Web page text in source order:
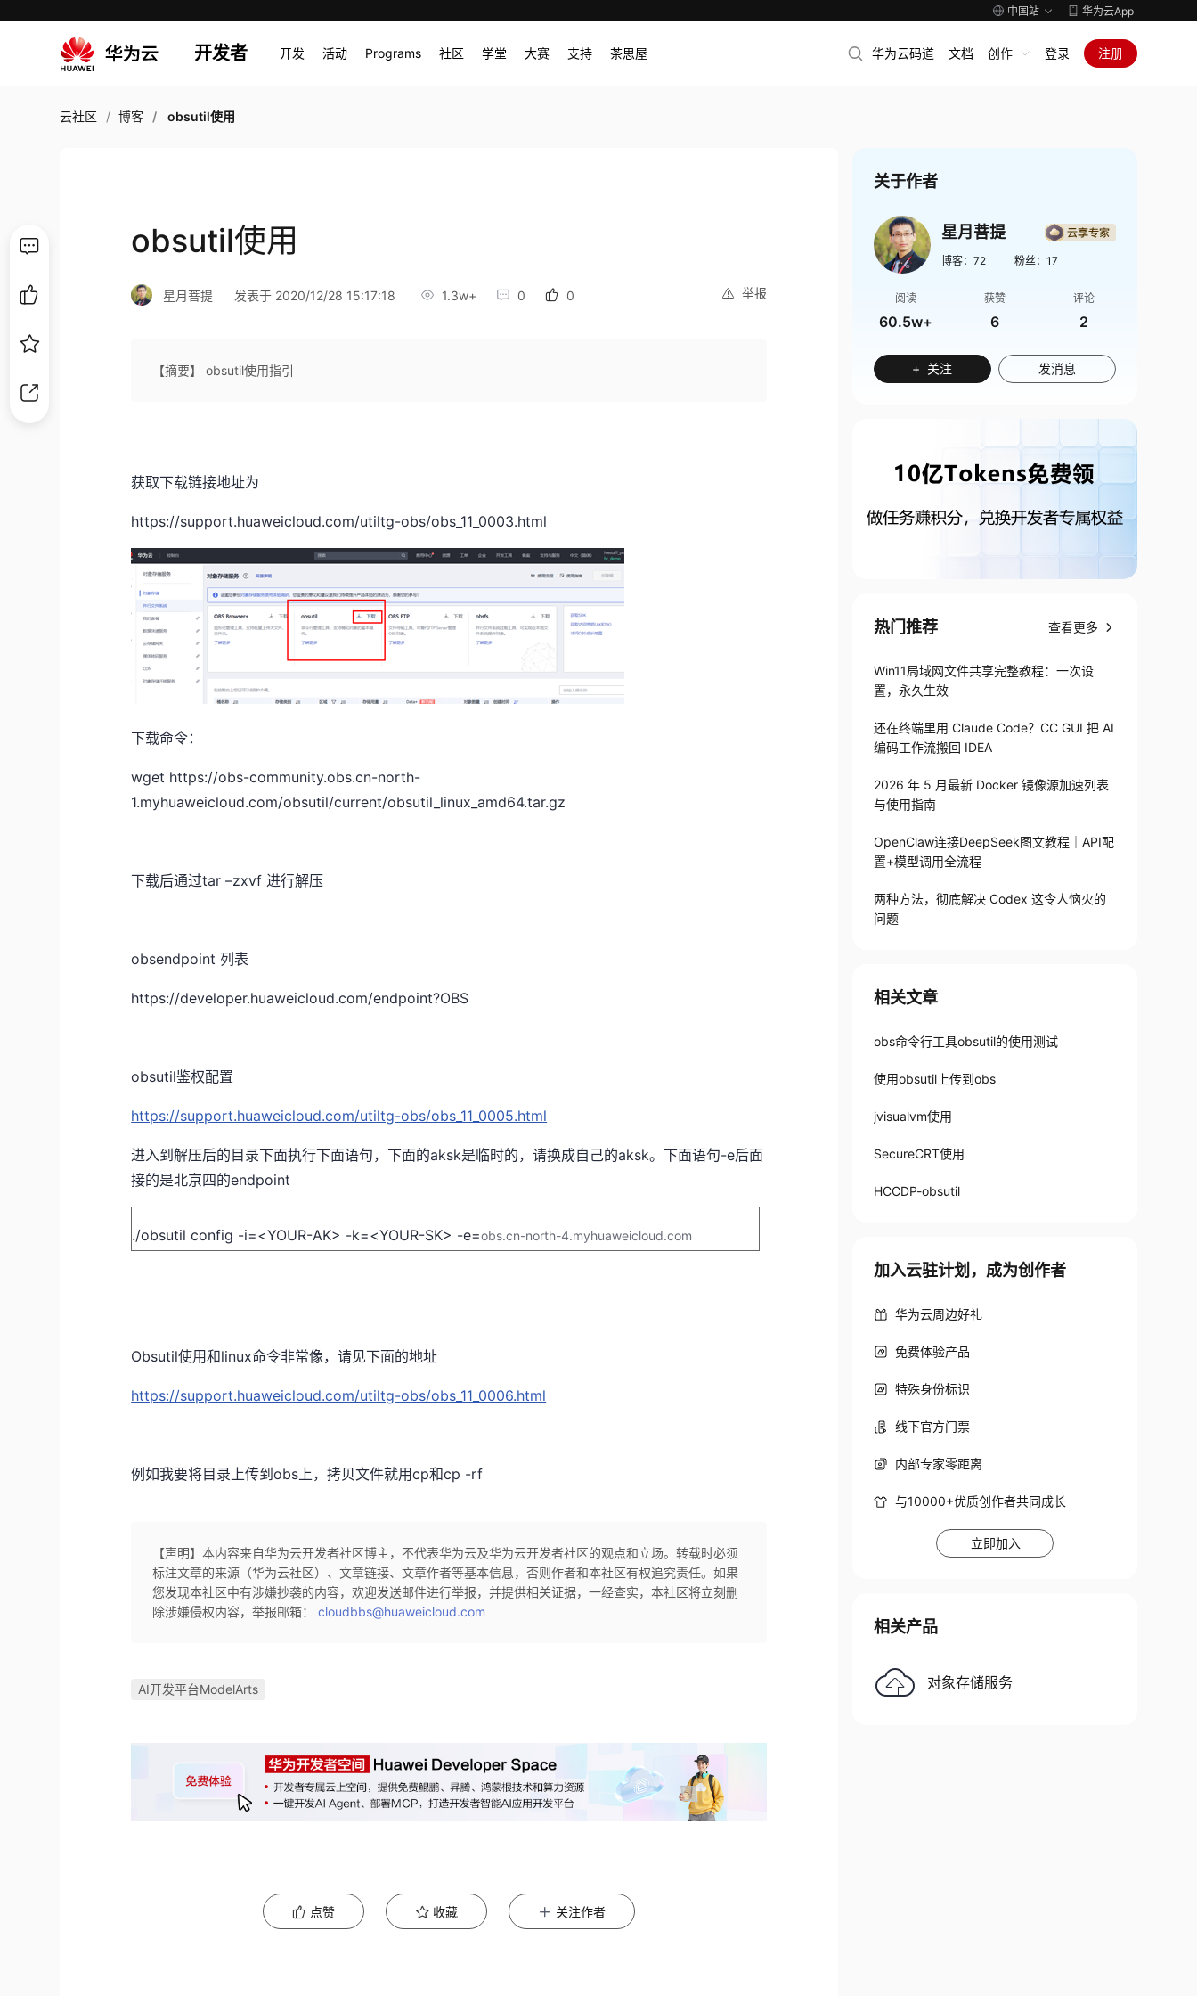
中国站 华为云App
开发者 开发 活动 Programs 社区 学堂 大赛 支持 茶思屋 华为云码道 文档 创作 登录 注册
云社区 博客 obsutil使用
obsutil使用
举报
星月菩提 发表于 2020/12/28 15:17:18 1.3w+ 0 0
【摘要】 obsutil使用指引
获取下载链接地址为
https://support.huaweicloud.com/utiltg-obs/obs_11_0003.html
下载命令：
wget https://obs-community.obs.cn-north-
1.myhuaweicloud.com/obsutil/current/obsutil_linux_amd64.tar.gz
下载后通过tar –zxvf进行解压
obsendpoint 列表
https://developer.huaweicloud.com/endpoint?OBS
obsutil鉴权配置
https://support.huaweicloud.com/utiltg-obs/obs_11_0005.html
进入到解压后的目录下面执行下面语句，下面的aksk是临时的，请换成自己的aksk。下面语句-e后面
接的是北京四的endpoint
./obsutil config -i=<YOUR-AK> -k=<YOUR-SK> -e=obs.cn-north-4.myhuaweicloud.com
Obsutil使用和linux命令非常像，请见下面的地址
https://support.huaweicloud.com/utiltg-obs/obs_11_0006.html
例如我要将目录上传到obs上，拷贝文件就用cp和cp -rf
【声明】本内容来自华为云开发者社区博主，不代表华为云及华为云开发者社区的观点和立场。转载时必须
标注文章的来源（华为云社区）、文章链接、文章作者等基本信息，否则作者和本社区有权追究责任。如果
您发现本社区中有涉嫌抄袭的内容，欢迎发送邮件进行举报，并提供相关证据，一经查实，本社区将立刻删
除涉嫌侵权内容，举报邮箱：cloudbbs@huaweicloud.com
AI开发平台ModelArts
点赞 收藏 关注作者
关于作者
星月菩提
博客： 72 粉丝： 17
阅读
60.5w+
获赞
6
评论
2
+ 关注 发消息
热门推荐 查看更多
Win11局域网文件共享完整教程：一次设
置，永久生效
还在终端里用 Claude Code？CC GUI 把 AI
编码工作流搬回 IDEA
2026 年 5 月最新 Docker 镜像源加速列表
与使用指南
OpenClaw连接DeepSeek图文教程｜API配
置+模型调用全流程
两种方法，彻底解决 Codex 这令人恼火的
问题
相关文章
obs命令行工具obsutil的使用测试
使用obsutil上传到obs
jvisualvm使用
SecureCRT使用
HCCDP-obsutil
加入云驻计划，成为创作者
华为云周边好礼
免费体验产品
特殊身份标识
线下官方门票
内部专家零距离
与10000+优质创作者共同成长
立即加入
相关产品
对象存储服务